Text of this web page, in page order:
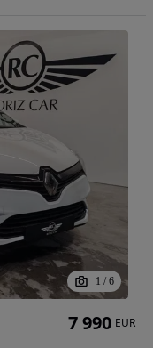
1 / 6
7 990 EUR